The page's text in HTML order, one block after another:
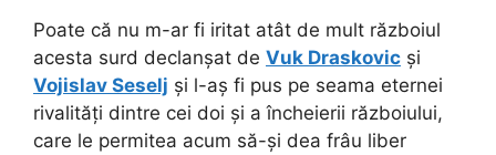
Poate că nu m-ar fi iritat atât de mult războiul
acesta surd declanșat de Vuk Draskovic și
Vojislav Seselj și l-aș fi pus pe seama eternei
rivalități dintre cei doi și a încheierii războiului,
care le permitea acum să-și dea frâu liber